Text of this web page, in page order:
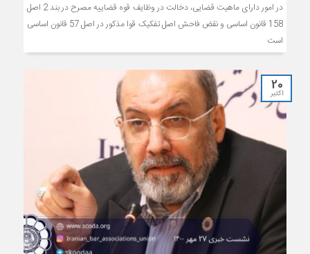
در امور دارای ماهیت قضایی، دخالت در وظایف قوه قضاییه مصرح در بند 2 اصل
158 قانون اساسی و نقض فاحش اصل تفکیک قوا مذکور در اصل 57 قانون اساسی
است
20
اکتبر